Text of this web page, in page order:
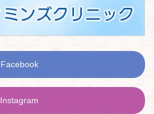
Facebook
Instagram